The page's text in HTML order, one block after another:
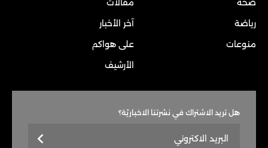
صحة
رياضة
منوعات
مقالات
آخر الأخبار
على هواكم
الأرشيف
هل تريد الاشتراك في نشرتنا الاخباريّة؟